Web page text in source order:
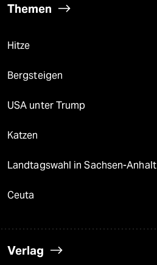
Themen
Hitze
Bergsteigen
USA unter Trump
Katzen
Landtagswahl in Sachsen-Anhalt
Ceuta
Verlag